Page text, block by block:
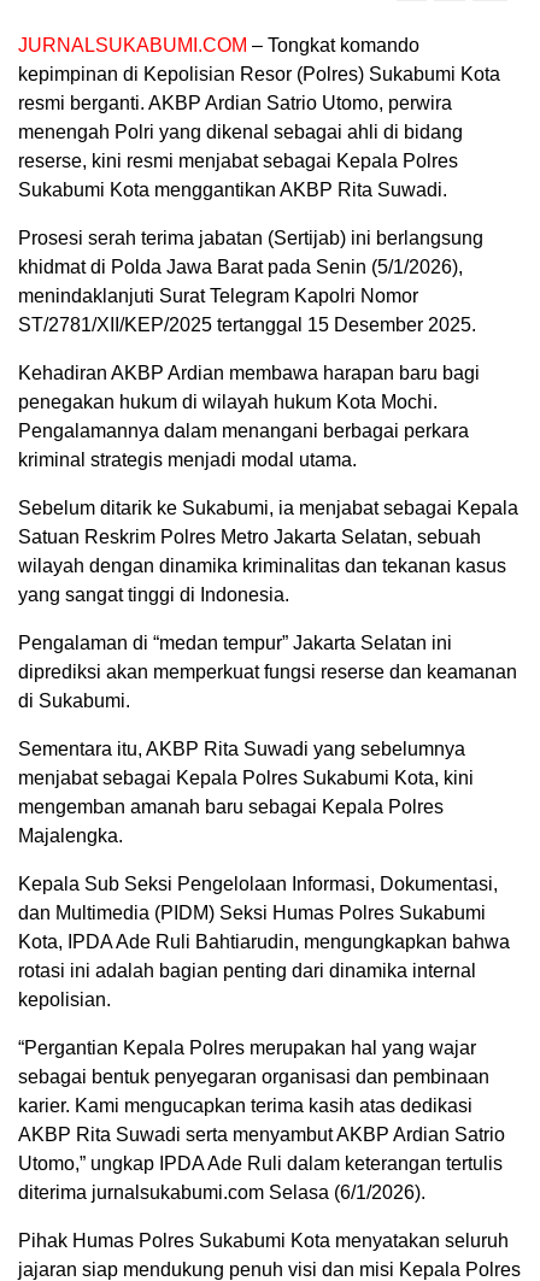
JURNALSUKABUMI.COM – Tongkat komando
kepimpinan di Kepolisian Resor (Polres) Sukabumi Kota
resmi berganti. AKBP Ardian Satrio Utomo, perwira
menengah Polri yang dikenal sebagai ahli di bidang
reserse, kini resmi menjabat sebagai Kepala Polres
Sukabumi Kota menggantikan AKBP Rita Suwadi.
Prosesi serah terima jabatan (Sertijab) ini berlangsung
khidmat di Polda Jawa Barat pada Senin (5/1/2026),
menindaklanjuti Surat Telegram Kapolri Nomor
ST/2781/XII/KEP/2025 tertanggal 15 Desember 2025.
Kehadiran AKBP Ardian membawa harapan baru bagi
penegakan hukum di wilayah hukum Kota Mochi.
Pengalamannya dalam menangani berbagai perkara
kriminal strategis menjadi modal utama.
Sebelum ditarik ke Sukabumi, ia menjabat sebagai Kepala
Satuan Reskrim Polres Metro Jakarta Selatan, sebuah
wilayah dengan dinamika kriminalitas dan tekanan kasus
yang sangat tinggi di Indonesia.
Pengalaman di “medan tempur” Jakarta Selatan ini
diprediksi akan memperkuat fungsi reserse dan keamanan
di Sukabumi.
Sementara itu, AKBP Rita Suwadi yang sebelumnya
menjabat sebagai Kepala Polres Sukabumi Kota, kini
mengemban amanah baru sebagai Kepala Polres
Majalengka.
Kepala Sub Seksi Pengelolaan Informasi, Dokumentasi,
dan Multimedia (PIDM) Seksi Humas Polres Sukabumi
Kota, IPDA Ade Ruli Bahtiarudin, mengungkapkan bahwa
rotasi ini adalah bagian penting dari dinamika internal
kepolisian.
“Pergantian Kepala Polres merupakan hal yang wajar
sebagai bentuk penyegaran organisasi dan pembinaan
karier. Kami mengucapkan terima kasih atas dedikasi
AKBP Rita Suwadi serta menyambut AKBP Ardian Satrio
Utomo,” ungkap IPDA Ade Ruli dalam keterangan tertulis
diterima jurnalsukabumi.com Selasa (6/1/2026).
Pihak Humas Polres Sukabumi Kota menyatakan seluruh
jajaran siap mendukung penuh visi dan misi Kepala Polres